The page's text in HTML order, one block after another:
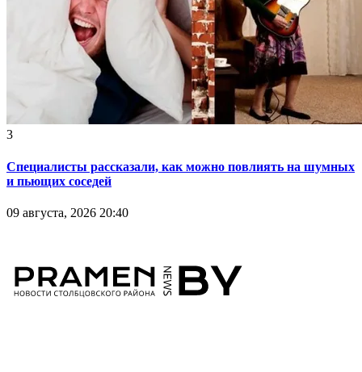
3
Специалисты рассказали, как можно повлиять на шумных
и пьющих соседей
09 августа, 2026 20:40